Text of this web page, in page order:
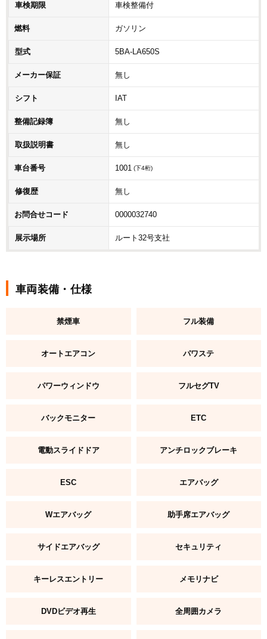
車検期限 車検整備付
燃料 ガソリン
型式 5BA-LA650S
メーカー保証 無し
シフト IAT
整備記録簿 無し
取扱説明書 無し
車台番号 1001 (下4桁)
修復歴 無し
お問合せコード 0000032740
展示場所 ルート32号支社
車両装備・仕様
禁煙車 フル装備
オートエアコン パワステ
パワーウィンドウ フルセグTV
バックモニター ETC
電動スライドドア アンチロックブレーキ
ESC エアバッグ
Wエアバッグ 助手席エアバッグ
サイドエアバッグ セキュリティ
キーレスエントリー メモリナビ
DVDビデオ再生 全周囲カメラ